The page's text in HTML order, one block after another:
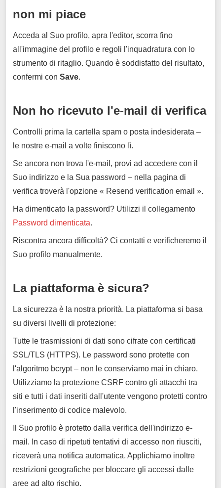
non mi piace
Acceda al Suo profilo, apra l'editor, scorra fino
all'immagine del profilo e regoli l'inquadratura con lo
strumento di ritaglio. Quando è soddisfatto del risultato,
confermi con Save.
Non ho ricevuto l'e-mail di verifica
Controlli prima la cartella spam o posta indesiderata –
le nostre e-mail a volte finiscono lì.
Se ancora non trova l'e-mail, provi ad accedere con il
Suo indirizzo e la Sua password – nella pagina di
verifica troverà l'opzione « Resend verification email ».
Ha dimenticato la password? Utilizzi il collegamento
Password dimenticata.
Riscontra ancora difficoltà? Ci contatti e verificheremo il
Suo profilo manualmente.
La piattaforma è sicura?
La sicurezza è la nostra priorità. La piattaforma si basa
su diversi livelli di protezione:
Tutte le trasmissioni di dati sono cifrate con certificati
SSL/TLS (HTTPS). Le password sono protette con
l'algoritmo bcrypt – non le conserviamo mai in chiaro.
Utilizziamo la protezione CSRF contro gli attacchi tra
siti e tutti i dati inseriti dall'utente vengono protetti contro
l'inserimento di codice malevolo.
Il Suo profilo è protetto dalla verifica dell'indirizzo e-
mail. In caso di ripetuti tentativi di accesso non riusciti,
riceverà una notifica automatica. Applichiamo inoltre
restrizioni geografiche per bloccare gli accessi dalle
aree ad alto rischio.